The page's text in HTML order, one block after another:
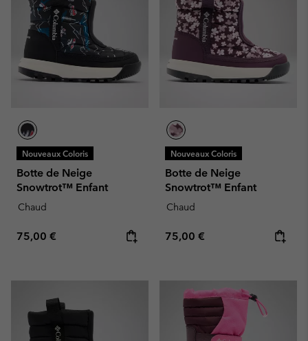
Nouveaux Coloris
Botte de Neige
Snowtrot™ Enfant
Chaud
Regular price:
75,00 €
Nouveaux Coloris
Botte de Neige
Snowtrot™ Enfant
Chaud
Regular price:
75,00 €